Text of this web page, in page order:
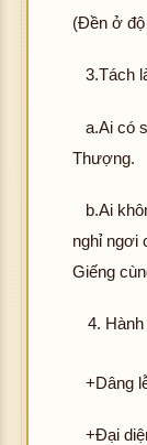
(Đền ở
3.Tách
a.Ai có
Thượng.
b.Ai
nghỉ ngơi
Giếng
+Dâng
+Đại